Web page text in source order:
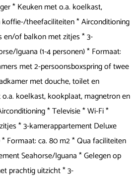
* Keuken met o.a. koelkast,
theefaciliteiten * Airconditioning
en/of balkon met zitjes * 3-
Iguana (1-4 personen) * Formaat:
met 2-persoonsboxspring of twee
met douche, toilet en
koelkast, kookplaat, magnetron en
* Televisie * Wi-Fi *
* 3-kamerappartement Deluxe
Formaat: ca. 80 m2 * Qua faciliteiten
Seahorse/Iguana * Gelegen op
prachtig uitzicht * 3-